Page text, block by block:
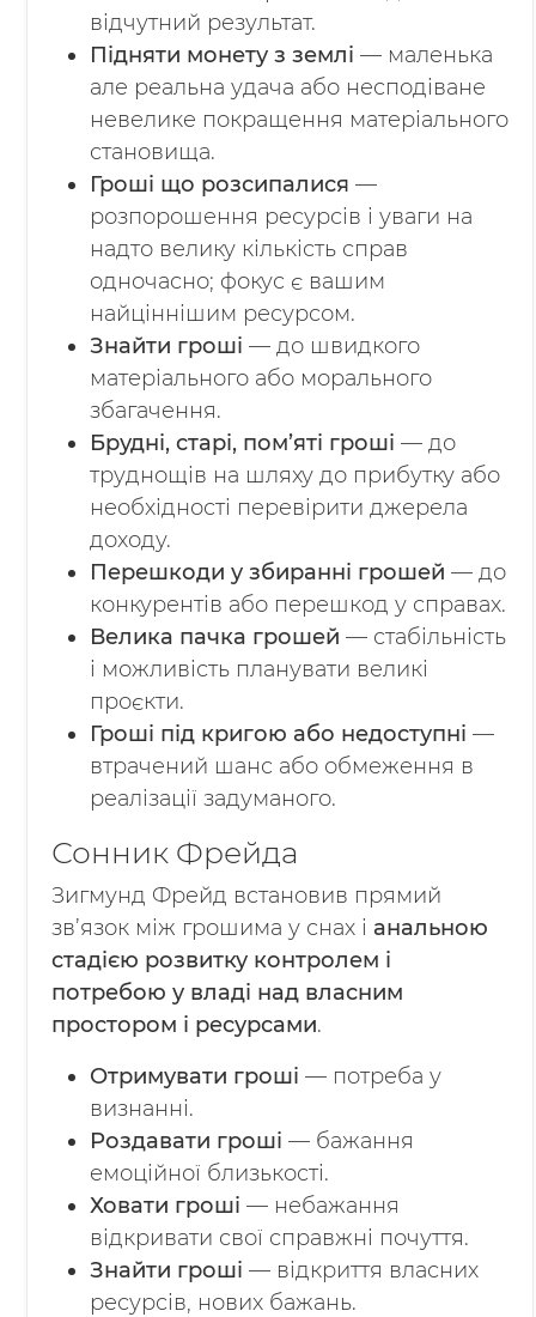
відчутний результат.
Підняти монету з землі — маленька
але реальна удача або несподіване
невелике покращення матеріального
становища.
Гроші що розсипалися —
розпорошення ресурсів і уваги на
надто велику кількість справ
одночасно; фокус є вашим
найціннішим ресурсом.
Знайти гроші — до швидкого
матеріального або морального
збагачення.
Брудні, старі, пом’яті гроші — до
труднощів на шляху до прибутку або
необхідності перевірити джерела
доходу.
Перешкоди у збиранні грошей — до
конкурентів або перешкод у справах.
Велика пачка грошей — стабільність
і можливість планувати великі
проєкти.
Гроші під кригою або недоступні —
втрачений шанс або обмеження в
реалізації задуманого.
Сонник Фрейда
Зигмунд Фрейд встановив прямий
зв’язок між грошима у снах і анальною
стадією розвитку контролем і
потребою у владі над власним
простором і ресурсами.
Отримувати гроші — потреба у
визнанні.
Роздавати гроші — бажання
емоційної близькості.
Ховати гроші — небажання
відкривати свої справжні почуття.
Знайти гроші — відкриття власних
ресурсів, нових бажань.